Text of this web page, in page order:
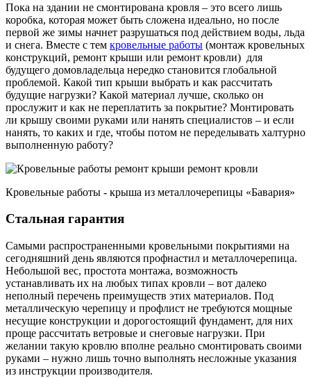
Пока на здании не смонтирована кровля – это всего лишь
коробка, которая может быть сложена идеально, но после
первой же зимы начнет разрушаться под действием воды, льда
и снега. Вместе с тем кровельные работы (монтаж кровельных
конструкций, ремонт крыши или ремонт кровли) для
будущего домовладельца нередко становится глобальной
проблемой. Какой тип крыши выбрать и как рассчитать
будущие нагрузки? Какой материал лучше, сколько он
прослужит и как не переплатить за покрытие? Монтировать
ли крышу своими руками или нанять специалистов – и если
нанять, то каких и где, чтобы потом не переделывать халтурно
выполненную работу?
Кровельные работы - крыша из металлочерепицы «Бавария»
Стальная гарантия
Самыми распространенными кровельными покрытиями на
сегодняшний день являются профнастил и металлочерепица.
Небольшой вес, простота монтажа, возможность
устанавливать их на любых типах кровли – вот далеко
неполный перечень преимуществ этих материалов. Под
металлическую черепицу и профлист не требуются мощные
несущие конструкции и дорогостоящий фундамент, для них
проще рассчитать ветровые и снеговые нагрузки. При
желании такую кровлю вполне реально смонтировать своими
руками – нужно лишь точно выполнять несложные указания
из инструкции производителя.